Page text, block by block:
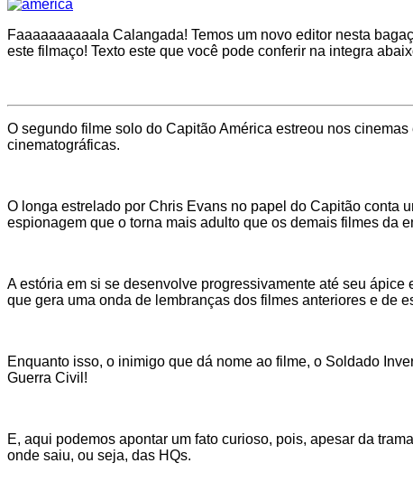
Faaaaaaaaaala Calangada! Temos um novo editor nesta
este filmaço! Texto este que você pode conferir na integra
O segundo filme solo do Capitão América estreou nos
cinematográficas.
O longa estrelado por Chris Evans no papel do Capitão conta
espionagem que o torna mais adulto que os demais filmes da
A estória em si se desenvolve progressivamente até seu
que gera uma onda de lembranças dos filmes anteriores e de
Enquanto isso, o inimigo que dá nome ao filme, o Soldado
Guerra Civil!
E, aqui podemos apontar um fato curioso, pois, apesar da
onde saiu, ou seja, das HQs.